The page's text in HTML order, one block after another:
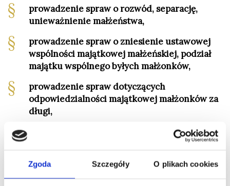
Zgoda Szczegóły O plikach cookies
§
prowadzenie spraw o rozwód, separację,
unieważnienie małżeństwa,
§
prowadzenie spraw o zniesienie ustawowej
wspólności majątkowej małżeńskiej, podział
majątku wspólnego byłych małżonków,
§
prowadzenie spraw dotyczących
odpowiedzialności majątkowej małżonków za
długi,
§
prowadzenie spraw z tytułu dochodzenia od
współmałżonka środków utrzymania rodziny,
prowadzenie spraw o ustalenie alimentów oraz
podwyższenie alimentów, obniżenie